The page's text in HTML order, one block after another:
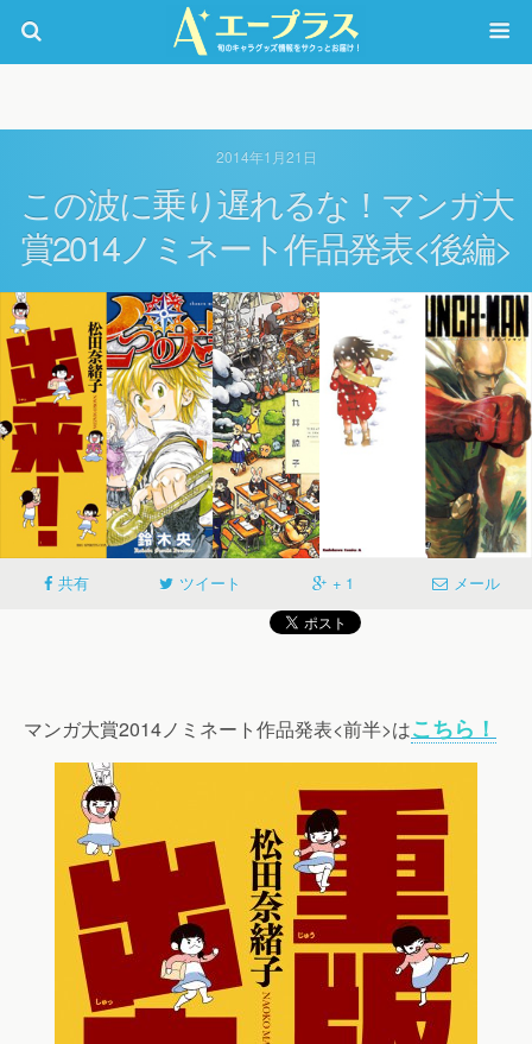
2014年1月21日
この波に乗り遅れるな！マンガ大
賞2014ノミネート作品発表<後編>
共有 ツイート + 1 メール
マンガ大賞2014ノミネート作品発表<前半>はこちら！